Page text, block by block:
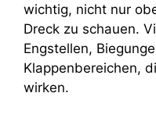
wichtig, nicht nur
Dreck zu schauen.
Engstellen,
Klappenbereichen,
wirken.